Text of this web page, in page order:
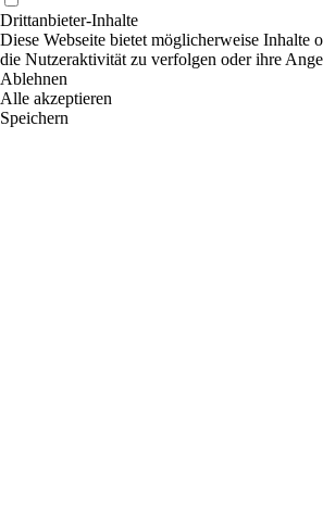
Drittanbieter-Inhalte
Diese Webseite bietet möglicherweise
die Nutzeraktivität zu verfolgen oder ihre
Ablehnen
Alle akzeptieren
Speichern